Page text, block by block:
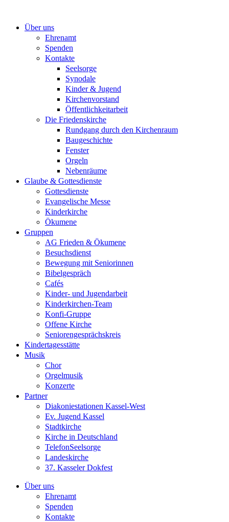
springenÜber uns
Ehrenamt
Spenden
Kontakte
Seelsorge
Synodale
Kinder & Jugend
Kirchenvorstand
Öffentlichkeitarbeit
Die Friedenskirche
Rundgang durch den Kirchenraum
Baugeschichte
Fenster
Orgeln
Nebenräume
Glaube & Gottesdienste
Gottesdienste
Evangelische Messe
Kinderkirche
Ökumene
Gruppen
AG Frieden & Ökumene
Besuchsdienst
Bewegung mit Seniorinnen
Bibelgespräch
Cafés
Kinder- und Jugendarbeit
Kinderkirchen-Team
Konfi-Gruppe
Offene Kirche
Seniorengesprächskreis
Kindertagesstätte
Musik
Chor
Orgelmusik
Konzerte
Partner
Diakoniestationen Kassel-West
Ev. Jugend Kassel
Stadtkirche
Kirche in Deutschland
TelefonSeelsorge
Landeskirche
37. Kasseler Dokfest
Über uns
Ehrenamt
Spenden
Kontakte